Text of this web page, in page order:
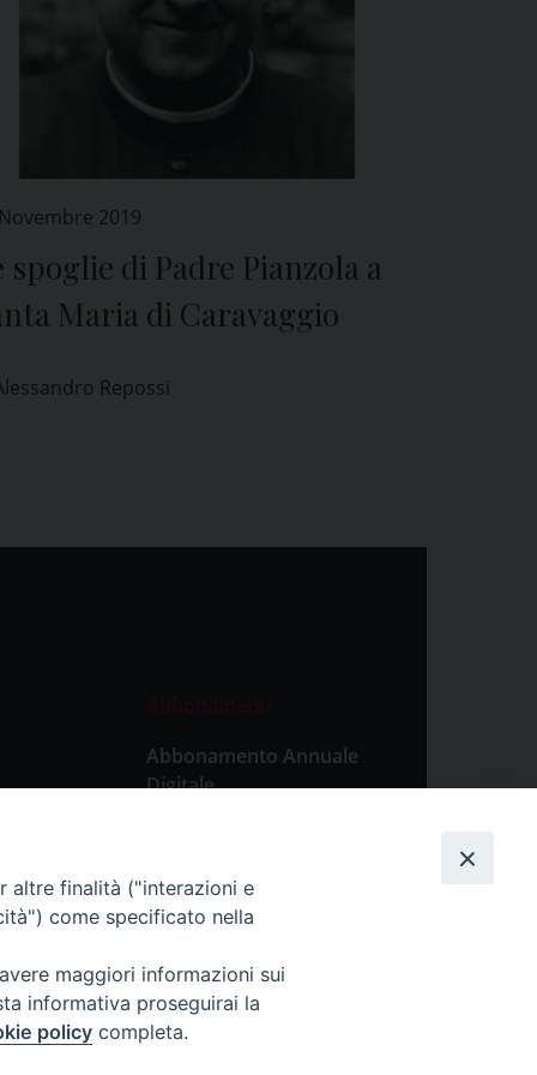
2019
spoglie di Padre Pianzola a
Maria di Caravaggio
Repossi
Abbonamenti
Abbonamento Annuale
Digitale
Abbonamento Singola
Copia Digitale
altre finalità ("interazioni e
come specificato nella
maggiori informazioni sui
informativa proseguirai la
policy completa.